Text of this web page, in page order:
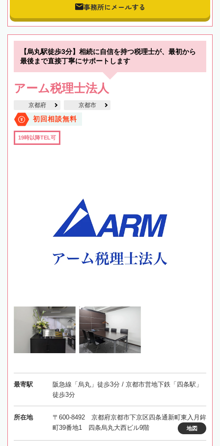
事務所にメールする
【烏丸駅徒歩3分】相続に自信を持つ税理士が、最初から
最後まで直接丁寧にサポートします
アーム税理士法人
京都府 京都市
初回相談無料
19時以降TEL可
最寄駅
阪急線「烏丸」徒歩3分 / 京都市営地下鉄「四条駅」
徒歩3分
所在地
〒600-8492 京都府京都市下京区四条通新町東入月鉾
町39番地1 四条烏丸大西ビル9階
地図